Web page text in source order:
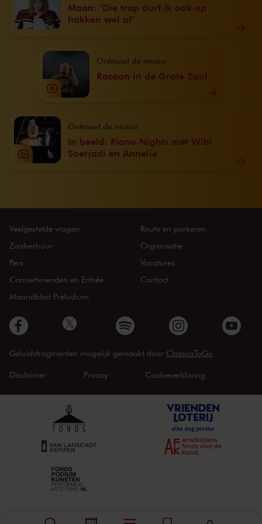
Maan: ‘Die trap durf ik ook op
hakken wel af’
Racoon in de Grote Zaal
Ontmoet de musici
In beeld: Piano Nights met Wibi
Soerjadi en Annelie
Ontmoet de musici
Veelgestelde vragen
Zaalverhuur
Pers
Concertvrienden en Entrée
Maandblad Preludium
Route en parkeren
Organisatie
Vacatures
Contact
Geluidsfragmenten mogelijk gemaakt door ClassicsToGo
Disclaimer Privacy Cookieverklaring